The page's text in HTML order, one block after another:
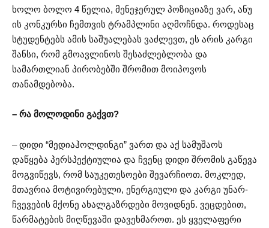
ხოლო ბოლო 4 წელია, მენეჯერულ პოზიციაზე ვარ, ანუ
ის კონკურსი ჩემთვის ტრამპლინი აღმოჩნდა. როდესაც
სტუდენტებს ამის საშუალებას ვაძლევთ, ეს არის კარგი
შანსი, რომ გმოავლინოს შესაძლებლობა და
სამართლიან პირობებში შრომით მოიპოვოს
თანამდებობა.
– რა მოლოდინი გაქვთ?
– დიდი “მედიაჰოლდინგი” ვართ და აქ სამუშაოს
დაწყება პერსპექტიულია და ჩვენც დიდი შრომის გაწევა
მოგვიწევს, რომ საუკეთესოები შევარჩიოთ. მოკლედ,
მთავრია მოტივირებული, ენერგიული და კარგი უნარ-
ჩვევების მქონე ახალგაზრდები მოვიდნენ. ვეცდებით,
წარმატების მიღწევაში დავეხმაროთ. ეს ყველაფერი